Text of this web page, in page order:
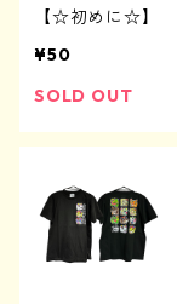
アクリルグッズ
アクリルグッズ
缶バッジ
アクリルキーホルダー
アクリルスタンド
アクリルブロック
3Dプリンターグッズ
【☆初めに☆】
¥50
SOLD OUT